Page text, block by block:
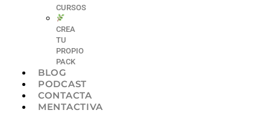
CURSOS
CREA
TU
PROPIO
PACK
BLOG
PODCAST
CONTACTA
MENTACTIVA